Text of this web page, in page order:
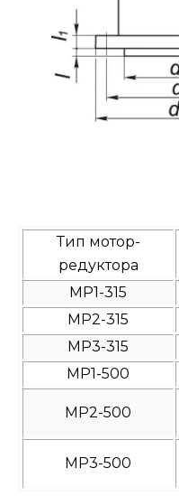
Тип мотор-
редуктора
МР1-315
МР2-315
МР3-315
МР1-500
МР2-500
МР3-500